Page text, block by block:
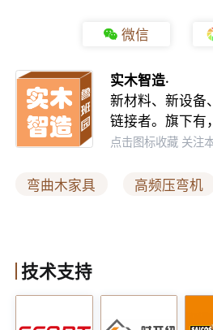
木材并使其弯曲成所需形状
造周期。
- 高频弯木机的自动化程度
大规模连续生产，提高生产
2. 制作工艺的改进
品的质量和一致性。
- 高频弯木机还可以实现对
微信
实木智造·
新材料、新设备
链接者。旗下
点击图标收藏 关注
弯曲木家具 高频压弯机
技术支持